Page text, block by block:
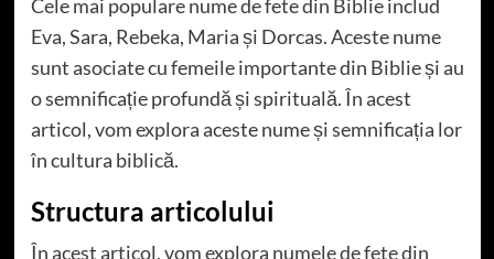
Cele mai populare nume de fete din Biblie includ
Eva, Sara, Rebeka, Maria și Dorcas. Aceste nume
sunt asociate cu femeile importante din Biblie și au
o semnificație profundă și spirituală. În acest
articol, vom explora aceste nume și semnificația lor
în cultura biblică.
Structura articolului
În acest articol, vom explora numele de fete din